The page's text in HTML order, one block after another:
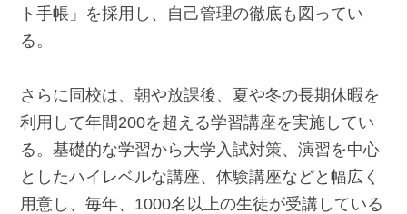
ト手帳」を採用し、自己管理の徹底も図ってい
る。
さらに同校は、朝や放課後、夏や冬の長期休暇を
利用して年間200を超える学習講座を実施してい
る。基礎的な学習から大学入試対策、演習を中心
としたハイレベルな講座、体験講座などと幅広く
用意し、毎年、1000名以上の生徒が受講している